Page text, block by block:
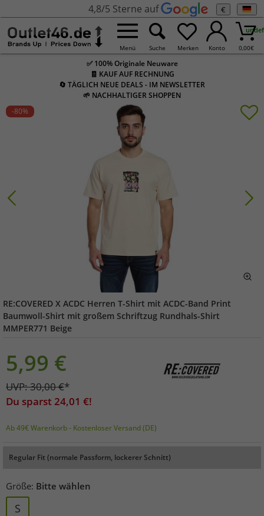
4,8/5 Sterne auf €
Menü Suche Merken Konto 0,00€
✅ 100% Originale Neuware
🧾 KAUF AUF RECHNUNG
🔄 TÄGLICH NEUE DEALS - IM NEWSLETTER
🌱 NACHHALTIGER SHOPPEN
-80%
RE:COVERED X ACDC Herren T-Shirt mit ACDC-Band Print
Baumwoll-Shirt mit großem Schriftzug Rundhals-Shirt
MMPER771 Beige
5,99 €
UVP:30,00€*
Du sparst 24,01 €!
Ab 49€ Warenkorb - Kostenloser Versand (DE)
Regular Fit (normale Passform, lockerer Schnitt)
Größe: Bitte wählen
S